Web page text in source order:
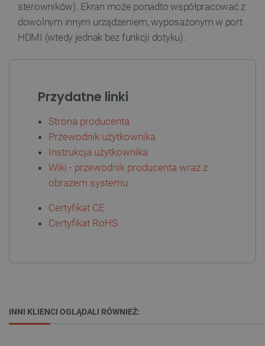
sterowników). Ekran może ponadto współpracować z
dowolnym innym urządzeniem, wyposażonym w port
HDMI (wtedy jednak bez funkcji dotyku).
Przydatne linki
Strona producenta
Przewodnik użytkownika
Instrukcja użytkownika
Wiki - przewodnik producenta wraz z
obrazem systemu
Certyfikat CE
Certyfikat RoHS
INNI KLIENCI OGLĄDALI RÓWNIEŻ:
__cf_bm
PHPSESSID
PHP.net